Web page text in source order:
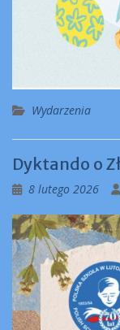
Wydarzenia
Dyktando o
8 lutego 2026